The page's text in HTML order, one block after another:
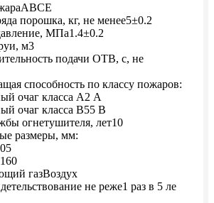
порошка, кг, не менее5±0.2
МПа1.4±0.2
м3
подачи ОТВ, с, не
способность по классу пожаров:
очаг класса А2 А
очаг класса В55 В
огнетушителя, лет10
размеры, мм:
газВоздух
не реже1 раз в 5 ле